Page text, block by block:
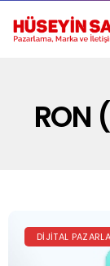
RON
DIJITAL